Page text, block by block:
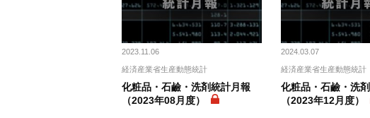
2023.11.06
経済産業省生産動態統計
化粧品・石鹼・洗剤統計月報
（2023年08月度）
2024.03.07
経済産業省生産動態統計
化粧品・石鹼・洗
（2023年12月度）